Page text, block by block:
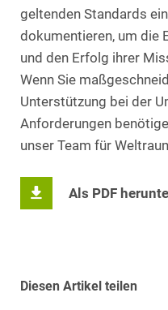
geltenden Standards
dokumentieren, um die
und den Erfolg ihrer
Wenn Sie
Unterstützung bei der
Anforderungen
unser Team für
Als PDF
Diesen Artikel teilen